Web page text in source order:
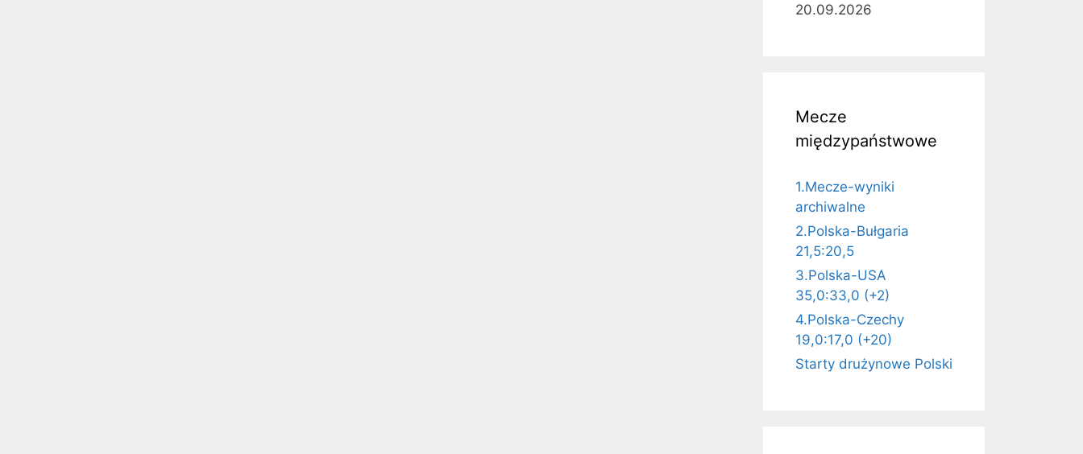
20.09.2026
Mecze
międzypaństwowe
1.Mecze-wyniki
archiwalne
2.Polska-Bułgaria
21,5:20,5
3.Polska-USA
35,0:33,0 (+2)
4.Polska-Czechy
19,0:17,0 (+20)
Starty drużynowe Polski